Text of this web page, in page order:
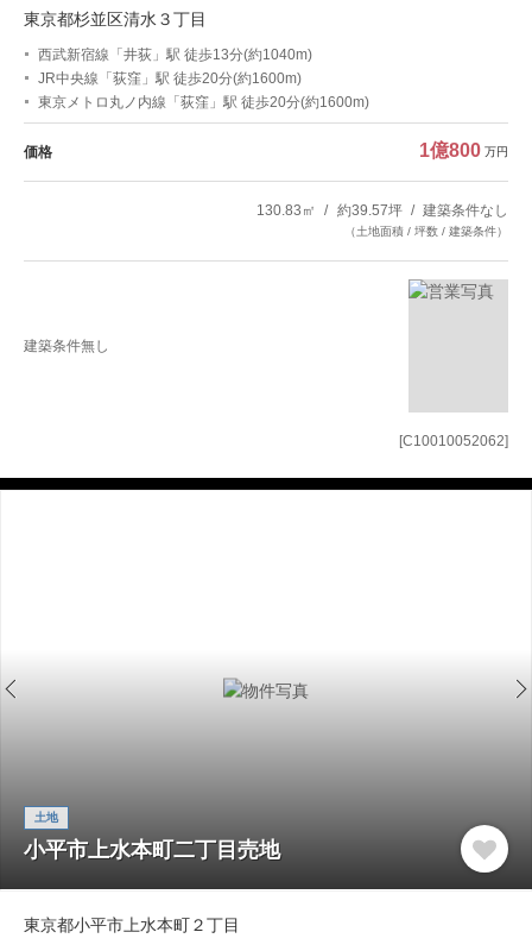
[C10010052062]
東京都杉並区清水３丁目
西武新宿線「井荻」駅 徒歩13分(約1040m)
JR中央線「荻窪」駅 徒歩20分(約1600m)
東京メトロ丸ノ内線「荻窪」駅 徒歩20分(約1600m)
価格 1億800 万円
130.83㎡ 約39.57坪 建築条件なし
（土地面積 / 坪数 / 建築条件）
建築条件無し
土地
小平市上水本町二丁目売地
東京都小平市上水本町２丁目